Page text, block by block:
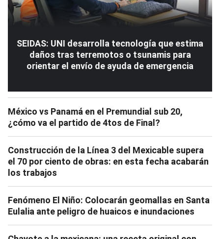
SEIDAS: UNI desarrolla tecnología que estima
daños tras terremotos o tsunamis para
orientar el envío de ayuda de emergencia
México vs Panamá en el Premundial sub 20,
¿cómo va el partido de 4tos de Final?
Construcción de la Línea 3 del Mexicable supera
el 70 por ciento de obras: en esta fecha acabarán
los trabajos
Fenómeno El Niño: Colocarán geomallas en Santa
Eulalia ante peligro de huaicos e inundaciones